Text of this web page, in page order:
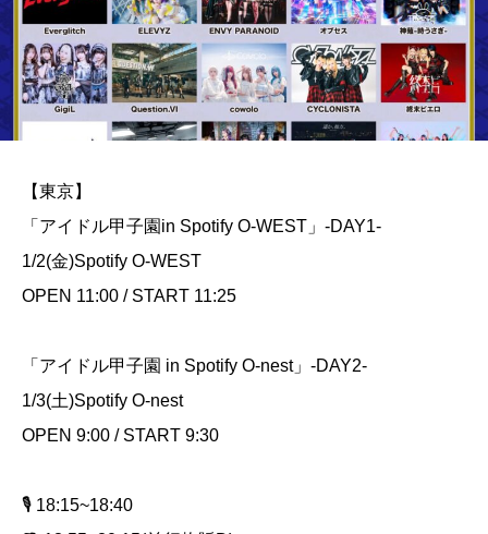
【東京】
「アイドル甲子園in Spotify O-WEST」-DAY1-
1/2(金)Spotify O-WEST
OPEN 11:00 / START 11:25
「アイドル甲子園 in Spotify O-nest」-DAY2-
1/3(土)Spotify O-nest
OPEN 9:00 / START 9:30
🎙️ 18:15~18:40